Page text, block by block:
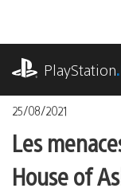
contenu
PlayStation
25/08/2021
Les
House of